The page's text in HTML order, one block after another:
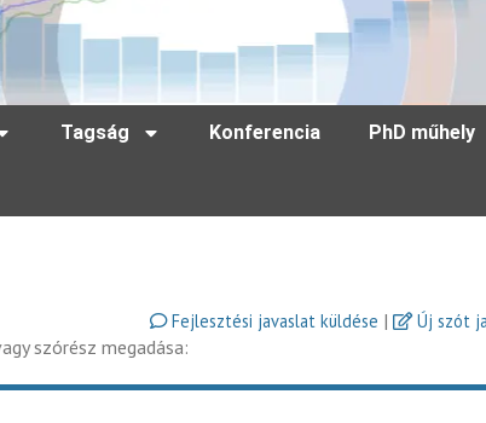
Tagság Konferencia PhD műhely
Fejlesztési javaslat küldése | Új szót
szórész megadása: